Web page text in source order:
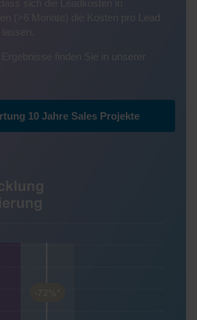
(>6 Monate) die Kosten pro Lead
Ergebnisse finden Sie in unserer
10 Jahre Sales Projekte